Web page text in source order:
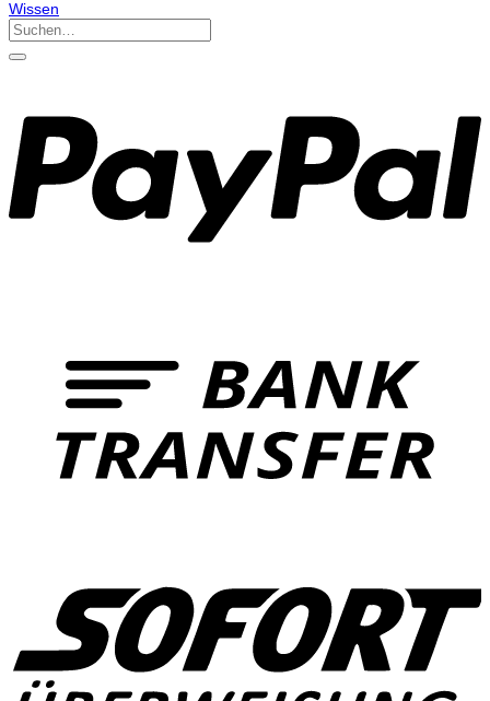
Wissen
Suchen
nach: